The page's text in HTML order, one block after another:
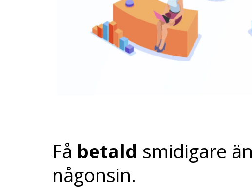
Få betald smidigare än
någonsin.